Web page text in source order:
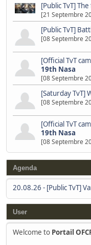
Agenda
20.08.26 - [Public TvT]
User
Welcome to Portail
[Public TvT]
[21 Septembre
[Public TvT]
[08 Septembre
[Official TvT
19th Nasa
[08 Septembre
[Saturday TvT]
[08 Septembre
[Official TvT
19th Nasa
[08 Septembre